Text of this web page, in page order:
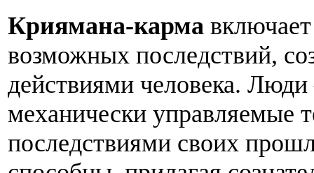
Криямана-карма
возможных последствий,
действиями человека.
механически управляемые
последствиями своих